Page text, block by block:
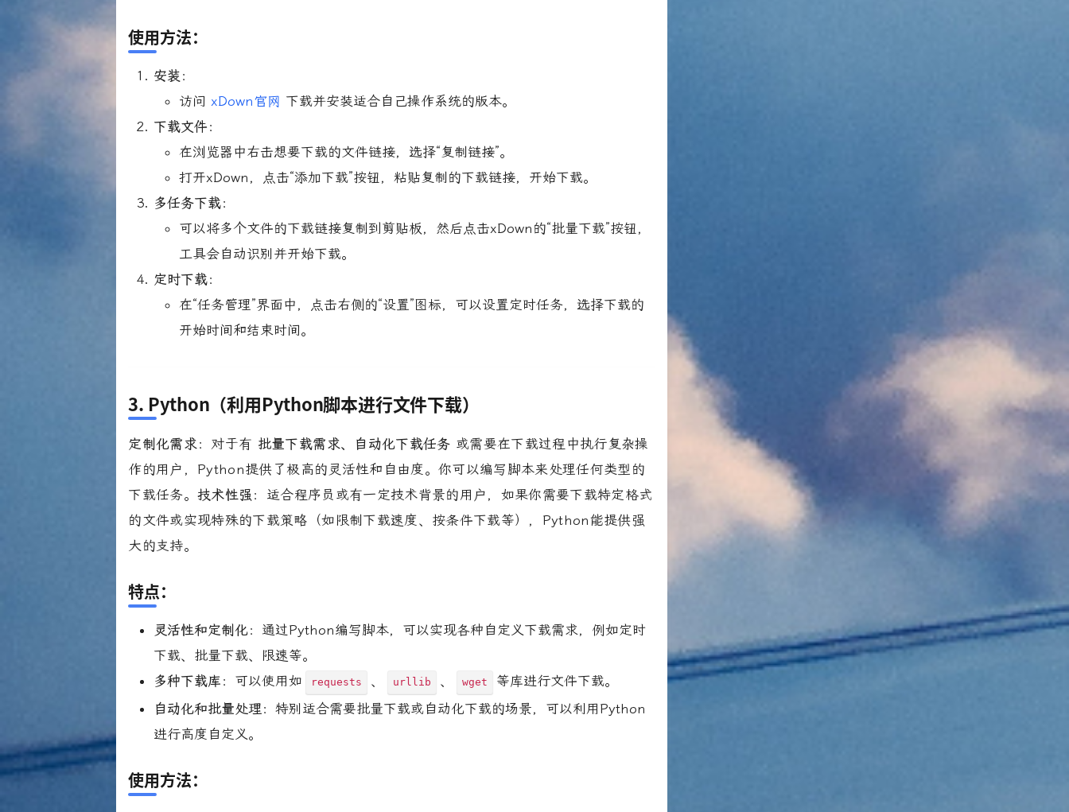
使用方法：
安装 ：
访问 xDown官网 下载并安装适合自己操作系统的版本。
下载文件 ：
在浏览器中右击想要下载的文件链接，选择“复制链接”。
打开xDown，点击“添加下载”按钮，粘贴复制的下载链接，开始下载。
多任务下载：
可以将多个文件的下载链接复制到剪贴板，然后点击xDown的“批量下载”按钮，
工具会自动识别并开始下载。
定时下载：
在“任务管理”界面中，点击右侧的“设置”图标，可以设置定时任务，选择下载的
开始时间和结束时间。
3. Python（利用Python脚本进行文件下载）
定制化需求 ：对于有 批量下载需求、自动化下载任务 或需要在下载过程中执行复杂操
作的用户，Python提供了极高的灵活性和自由度。你可以编写脚本来处理任何类型的
下载任务。技术性强 ：适合程序员或有一定技术背景的用户，如果你需要下载特定格式
的文件或实现特殊的下载策略（如限制下载速度、按条件下载等），Python能提供强
大的支持。
特点：
灵活性和定制化：通过Python编写脚本，可以实现各种自定义下载需求，例如定时
下载、批量下载、限速等。
多种下载库 ：可以使用如 requests 、 urllib 、 wget
等库进行文件下载。
自动化和批量处理 ：特别适合需要批量下载或自动化下载的场景，可以利用Python
进行高度自定义。
使用方法：